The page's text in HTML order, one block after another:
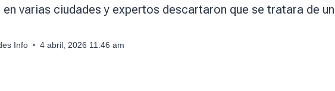
en varias ciudades y expertos descartaron que se tratara de
Info 4 abril, 2026 11:46 am